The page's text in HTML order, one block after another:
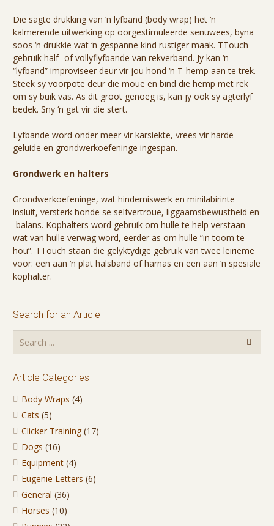
Die sagte drukking van ‘n lyfband (body wrap) het ‘n
kalmerende uitwerking op oorgestimuleerde senuwees, byna
soos ‘n drukkie wat ‘n gespanne kind rustiger maak. TTouch
gebruik half- of vollyflyfbande van rekverband. Jy kan ‘n
“lyfband” improviseer deur vir jou hond ‘n T-hemp aan te trek.
Steek sy voorpote deur die moue en bind die hemp met rek
om sy buik vas. As dit groot genoeg is, kan jy ook sy agterlyf
bedek. Sny ‘n gat vir die stert.
Lyfbande word onder meer vir karsiekte, vrees vir harde
geluide en grondwerkoefeninge ingespan.
Grondwerk en halters
Grondwerkoefeninge, wat hinderniswerk en minilabirinte
insluit, versterk honde se selfvertroue, liggaamsbewustheid en
-balans. Kophalters word gebruik om hulle te help verstaan
wat van hulle verwag word, eerder as om hulle “in toom te
hou”. TTouch staan die gelyktydige gebruik van twee leirieme
voor: een aan ‘n plat halsband of harnas en een aan ‘n spesiale
kophalter.
Search for an Article
Article Categories
Body Wraps (4)
Cats (5)
Clicker Training (17)
Dogs (16)
Equipment (4)
Eugenie Letters (6)
General (36)
Horses (10)